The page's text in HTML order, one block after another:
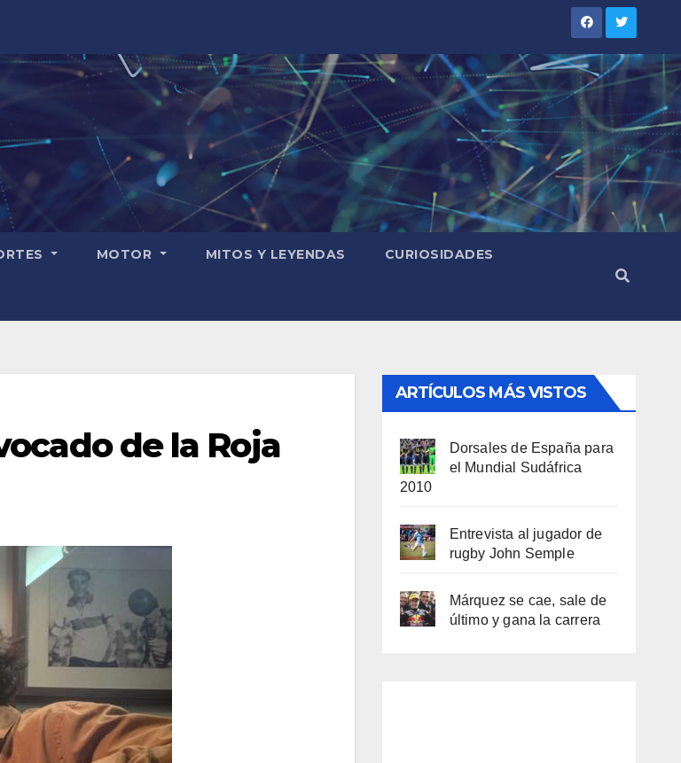
MOTOR MITOS Y LEYENDAS CURIOSIDADES
de la Roja
ARTÍCULOS MÁS VISTOS
Dorsales de España para
el Mundial Sudáfrica
2010
Entrevista al jugador de
rugby John Semple
Márquez se cae, sale de
último y gana la carrera